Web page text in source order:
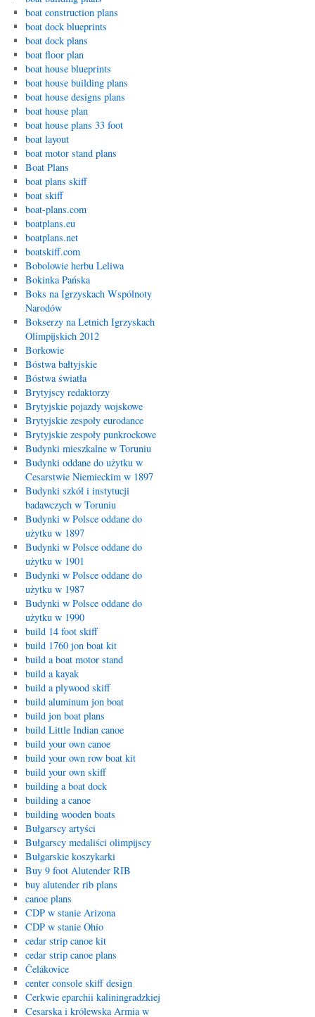
boat construction plans
boat dock blueprints
boat dock plans
boat floor plan
boat house blueprints
boat house building plans
boat house designs plans
boat house plan
boat house plans 33 foot
boat layout
boat motor stand plans
Boat Plans
boat plans skiff
boat skiff
boat-plans.com
boatplans.eu
boatplans.net
boatskiff.com
Bobolowie herbu Leliwa
Bokinka Pańska
Boks na Igrzyskach Wspólnoty
Narodów
Bokserzy na Letnich Igrzyskach
Olimpijskich 2012
Borkowie
Bóstwa bałtyjskie
Bóstwa światła
Brytyjscy redaktorzy
Brytyjskie pojazdy wojskowe
Brytyjskie zespoły eurodance
Brytyjskie zespoły punkrockowe
Budynki mieszkalne w Toruniu
Budynki oddane do użytku w
Cesarstwie Niemieckim w 1897
Budynki szkół i instytucji
badawczych w Toruniu
Budynki w Polsce oddane do
użytku w 1897
Budynki w Polsce oddane do
użytku w 1901
Budynki w Polsce oddane do
użytku w 1987
Budynki w Polsce oddane do
użytku w 1990
build 14 foot skiff
build 1760 jon boat kit
build a boat motor stand
build a kayak
build a plywood skiff
build aluminum jon boat
build jon boat plans
build Little Indian canoe
build your own canoe
build your own row boat kit
build your own skiff
building a boat dock
building a canoe
building wooden boats
Bułgarscy artyści
Bułgarscy medaliści olimpijscy
Bułgarskie koszykarki
Buy 9 foot Alutender RIB
buy alutender rib plans
canoe plans
CDP w stanie Arizona
CDP w stanie Ohio
cedar strip canoe kit
cedar strip canoe plans
Čelákovice
center console skiff design
Cerkwie eparchii kaliningradzkiej
Cesarska i królewska Armia w